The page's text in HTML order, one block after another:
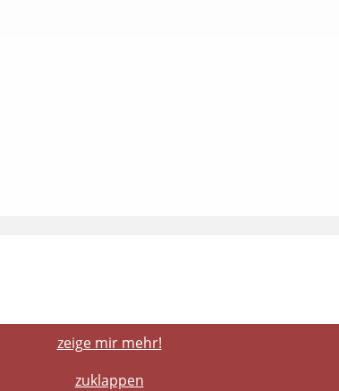
zeige mir mehr!
zuklappen